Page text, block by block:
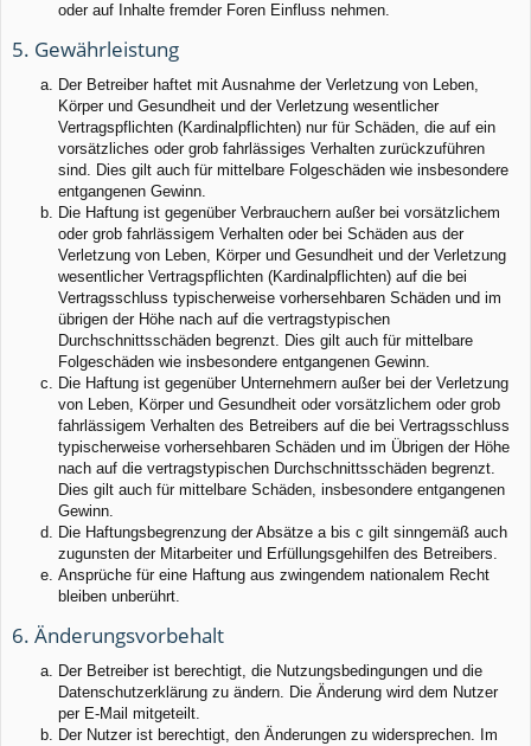
oder auf Inhalte fremder Foren Einfluss nehmen.
5. Gewährleistung
Der Betreiber haftet mit Ausnahme der Verletzung von Leben,
Körper und Gesundheit und der Verletzung wesentlicher
Vertragspflichten (Kardinalpflichten) nur für Schäden, die auf ein
vorsätzliches oder grob fahrlässiges Verhalten zurückzuführen
sind. Dies gilt auch für mittelbare Folgeschäden wie insbesondere
entgangenen Gewinn.
Die Haftung ist gegenüber Verbrauchern außer bei vorsätzlichem
oder grob fahrlässigem Verhalten oder bei Schäden aus der
Verletzung von Leben, Körper und Gesundheit und der Verletzung
wesentlicher Vertragspflichten (Kardinalpflichten) auf die bei
Vertragsschluss typischerweise vorhersehbaren Schäden und im
übrigen der Höhe nach auf die vertragstypischen
Durchschnittsschäden begrenzt. Dies gilt auch für mittelbare
Folgeschäden wie insbesondere entgangenen Gewinn.
Die Haftung ist gegenüber Unternehmern außer bei der Verletzung
von Leben, Körper und Gesundheit oder vorsätzlichem oder grob
fahrlässigem Verhalten des Betreibers auf die bei Vertragsschluss
typischerweise vorhersehbaren Schäden und im Übrigen der Höhe
nach auf die vertragstypischen Durchschnittsschäden begrenzt.
Dies gilt auch für mittelbare Schäden, insbesondere entgangenen
Gewinn.
Die Haftungsbegrenzung der Absätze a bis c gilt sinngemäß auch
zugunsten der Mitarbeiter und Erfüllungsgehilfen des Betreibers.
Ansprüche für eine Haftung aus zwingendem nationalem Recht
bleiben unberührt.
6. Änderungsvorbehalt
Der Betreiber ist berechtigt, die Nutzungsbedingungen und die
Datenschutzerklärung zu ändern. Die Änderung wird dem Nutzer
per E-Mail mitgeteilt.
Der Nutzer ist berechtigt, den Änderungen zu widersprechen. Im